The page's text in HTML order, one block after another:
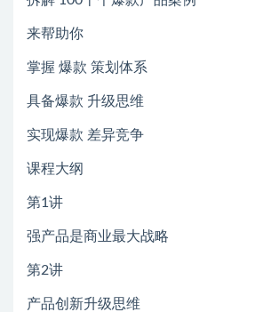
来帮助你
掌握 爆款 策划体系
具备爆款 升级思维
实现爆款 差异竞争
课程大纲
第1讲
强产品是商业最大战略
第2讲
产品创新升级思维